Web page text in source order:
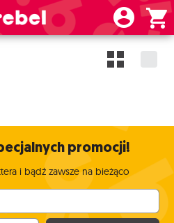
promocji!
i bądź zawsze na bieżąco